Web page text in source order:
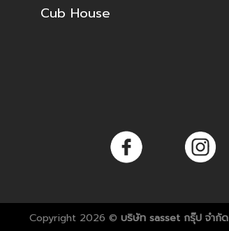
Cub House
Copyright 2026 © บริษัท sasset กรุ๊ป จำกัด